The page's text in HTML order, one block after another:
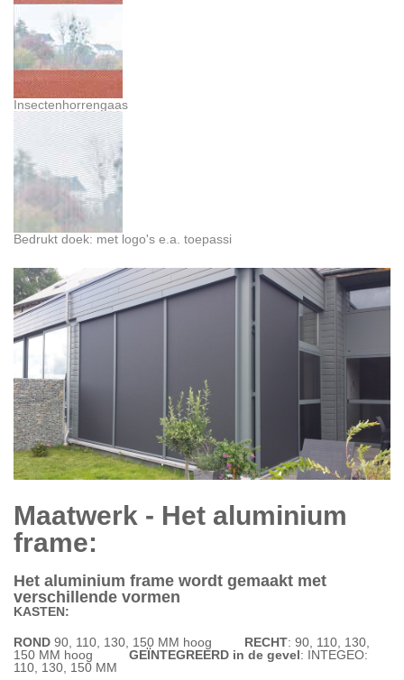
Insectenhorrengaas
Bedrukt doek: met logo's e.a. toepassi
Maatwerk - Het aluminium
frame:
Het aluminium frame wordt gemaakt met
verschillende vormen
KASTEN:
ROND 90, 110, 130, 150 MM hoog RECHT: 90, 110, 130,
150 MM hoog
GEÏNTEGREERD in de gevel: INTEGEO:
110, 130, 150 MM